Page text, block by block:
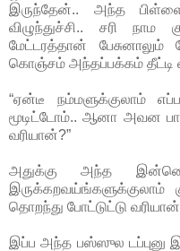
இருந்தேன்.. அந்த
விழுந்துச்சி.. சரி நாம
மேட்டரத்தான்
கொஞ்சம் அந்தப்பக்கம் தீட்டி
“ஏன்டீ நம்மளுக்குலாம்
மூடிட்டோம்.. ஆனா அவன
வரியான்?”
அதுக்கு அந்த
இருக்கறவய்ங்களுக்குலாம்
தொறந்து போட்டுட்டு
இப்ப அந்த பஸ்ஸுல டப்புனு